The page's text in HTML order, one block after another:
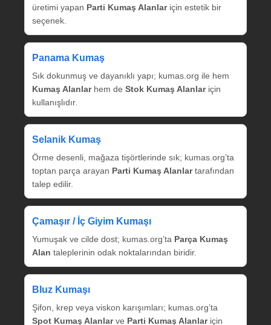
üretimi yapan Parti Kumaş Alanlariçin estetik bir
seçenek.
Panama Kumaş
Sık dokunmuş ve dayanıklı yapı; kumas.org ile hem
Kumaş Alanlarhem de Stok Kumaş Alanlariçin
kullanışlıdır.
Selanik Kumaş
Örme desenli, mağaza tişörtlerinde sık; kumas.org’ta
toptan parça arayan Parti Kumaş Alanlartarafından
talep edilir.
Çamaşır / İç Giyim Kumaşı
Yumuşak ve cilde dost; kumas.org’ta Parça Kumaş
Alan taleplerinin odak noktalarından biridir.
Bluz Kumaşı
Şifon, krep veya viskon karışımları; kumas.org’ta
Spot Kumaş Alanlarve Parti Kumaş Alanlariçin